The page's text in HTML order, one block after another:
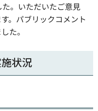
。いただいたご意見
。パブリックコメント
た。
状況